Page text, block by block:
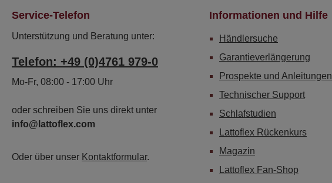
Service-Telefon
Unterstützung und Beratung unter:
Telefon: +49 (0)4761 979-0
Mo-Fr, 08:00 - 17:00 Uhr
oder schreiben Sie uns direkt unter
info@lattoflex.com
Oder über unser Kontaktformular.
Informationen und Hilfe
Händlersuche
Garantieverlängerung
Prospekte und Anleitungen
Technischer Support
Schlafstudien
Lattoflex Rückenkurs
Magazin
Lattoflex Fan-Shop